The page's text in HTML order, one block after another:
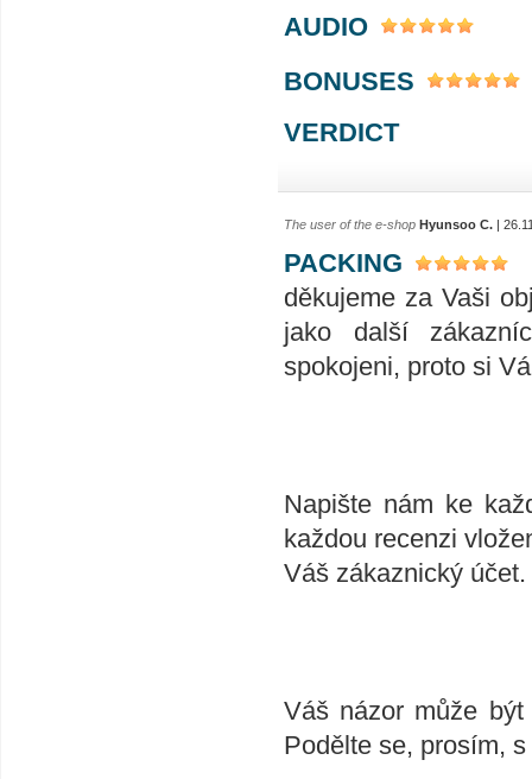
AUDIO
BONUSES
VERDICT
The user of the e-shop Hyunsoo C. |
PACKING
děkujeme za Vaši
jako další
spokojeni, proto si
Napište nám ke
každou recenzi
Váš zákaznický
Váš názor může
Podělte se, prosím,